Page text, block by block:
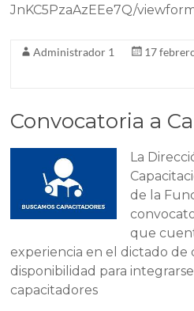
JnKC5PzaAzEEe7Q/
Administrador 1 17
Convocatoria a
La
de la
que
experiencia en el dictado de
disponibilidad para
capacitadores